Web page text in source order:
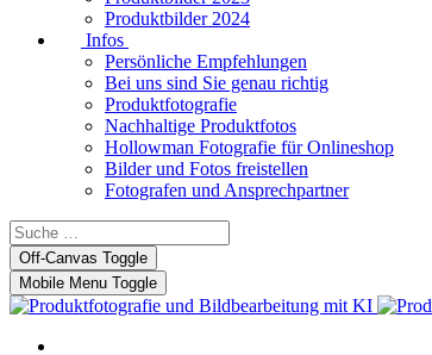
Produktbilder 2024
Infos
Persönliche Empfehlungen
Bei uns sind Sie genau richtig
Produktfotografie
Nachhaltige Produktfotos
Hollowman Fotografie für Onlineshop
Bilder und Fotos freistellen
Fotografen und Ansprechpartner
Off-Canvas Toggle
Mobile Menu Toggle